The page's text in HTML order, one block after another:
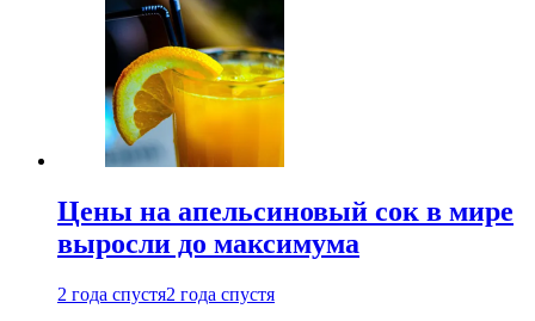
Цены на апельсиновый сок в мире
выросли до максимума
2 года спустя2 года спустя